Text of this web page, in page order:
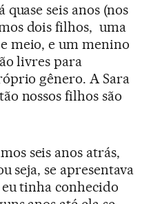
seis anos (nos
dois filhos, ­ uma
meio, e um menino
livres para
gênero. A Sara
nossos filhos são
seis anos atrás,
seja, se apresentava
tinha conhecido